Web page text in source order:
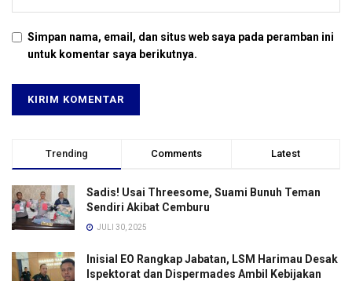
Simpan nama, email, dan situs web saya pada peramban ini
untuk komentar saya berikutnya.
Trending Comments Latest
Sadis! Usai Threesome, Suami Bunuh Teman
Sendiri Akibat Cemburu
JULI 30, 2025
Inisial EO Rangkap Jabatan, LSM Harimau Desak
Ispektorat dan Dispermades Ambil Kebijakan